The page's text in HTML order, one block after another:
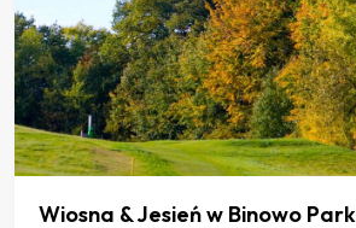
Wiosna & Jesień w Binowo Park